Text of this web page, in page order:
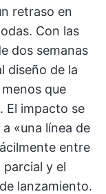
retraso en
Con las
dos semanas
diseño de la
que
El impacto se
«una línea de
entre
y el
lanzamiento.